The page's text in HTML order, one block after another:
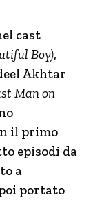
cast
Boy),
Akhtar
Man on
il primo
episodi da
a
portato